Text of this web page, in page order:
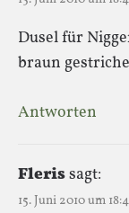
Dusel für
braun
Antworten
Flerissagt:
15. Juni 2010 um